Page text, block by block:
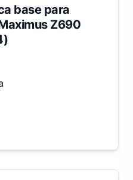
base para
Z690